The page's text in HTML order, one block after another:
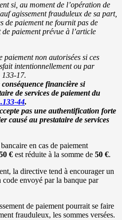
si, au moment de l’opération de
agissement frauduleux de sa part,
de paiement ne fournit pas de
paiement prévue à l’article
paiement non autorisées si ces
intentionnellement ou par
133-17.
financière si
de services de paiement du
44.
pas une authentification forte
causé au prestataire de services
en cas de paiement
€ est réduite à la somme de50 €.
la directive tend à encourager un
code envoyé par la banque par
de paiement pourrait se faire
frauduleux, les sommes versées.